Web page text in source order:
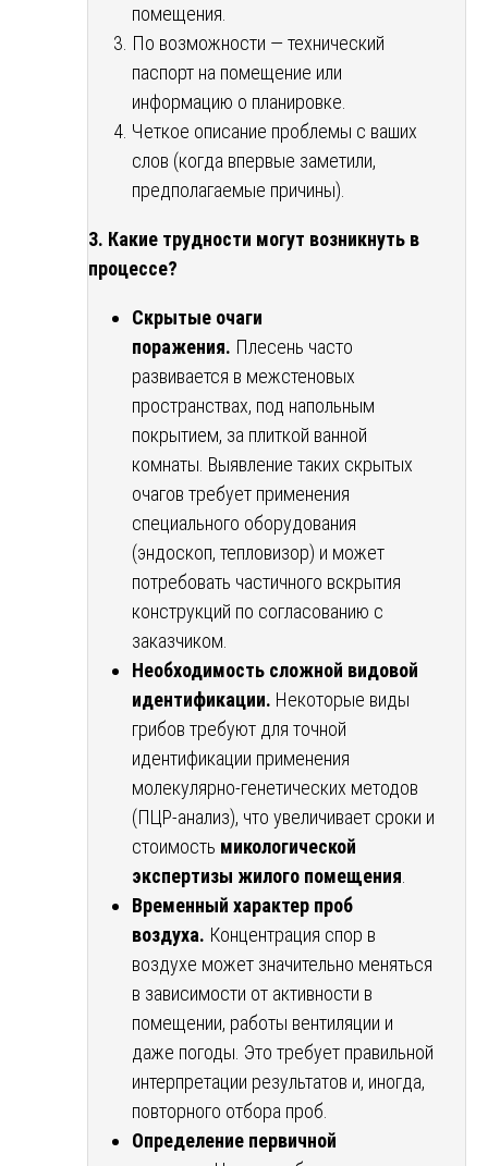
помещения.
По возможности — технический
паспорт на помещение или
информацию о планировке.
Четкое описание проблемы с ваших
слов (когда впервые заметили,
предполагаемые причины).
3. Какие трудности могут возникнуть в
процессе?
Скрытые очаги
поражения. Плесень часто
развивается в межстеновых
пространствах, под напольным
покрытием, за плиткой ванной
комнаты. Выявление таких скрытых
очагов требует применения
специального оборудования
(эндоскоп, тепловизор) и может
потребовать частичного вскрытия
конструкций по согласованию с
заказчиком.
Необходимость сложной видовой
идентификации. Некоторые виды
грибов требуют для точной
идентификации применения
молекулярно-генетических методов
(ПЦР-анализ), что увеличивает сроки и
стоимость микологической
экспертизы жилого помещения
Временный характер проб
воздуха. Концентрация спор в
воздухе может значительно меняться
в зависимости от активности в
помещении, работы вентиляции и
даже погоды. Это требует правильной
интерпретации результатов и, иногда,
повторного отбора проб.
Определение первичной